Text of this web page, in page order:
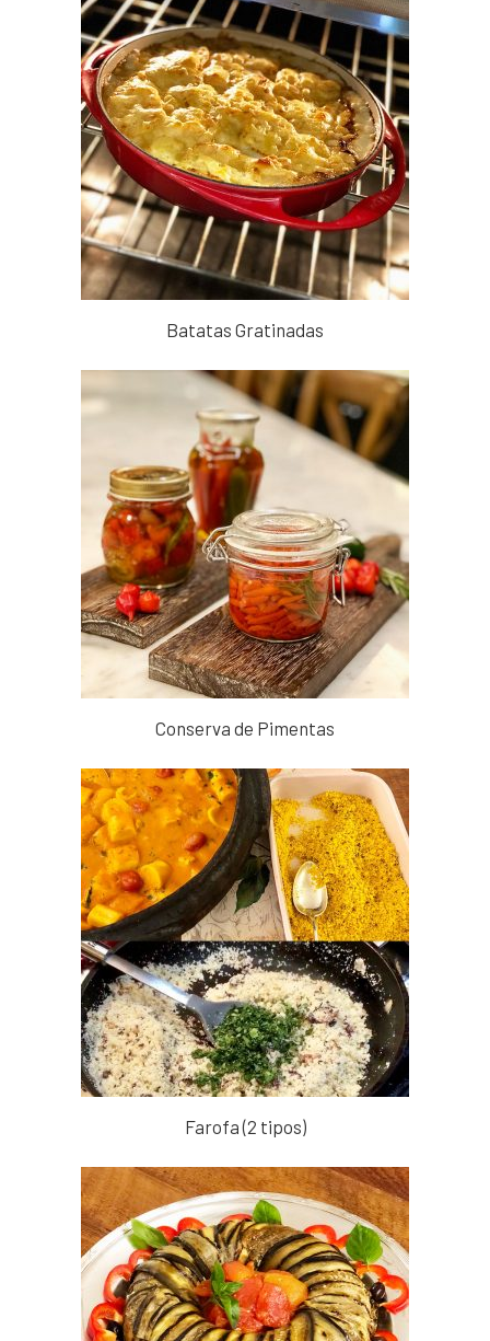
Batatas Gratinadas
Conserva de Pimentas
Farofa (2 tipos)